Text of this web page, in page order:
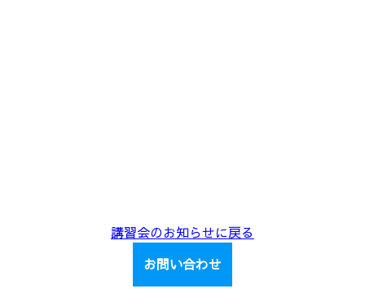
講習会のお知らせに戻る
お問い合わせ